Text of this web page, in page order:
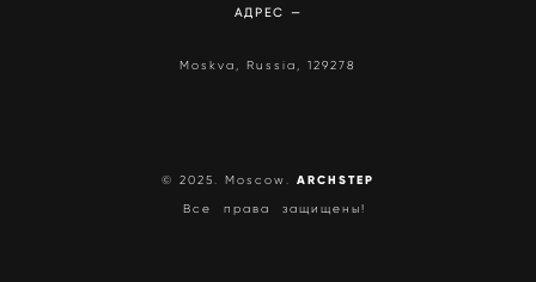
АДРЕС —
Moskva, Russia, 129278
© 2025. Moscow. ARCHSTEP
Все права защищены!